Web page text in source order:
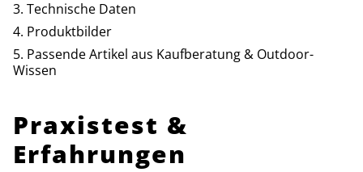
Technische Daten
Produktbilder
Passende Artikel aus Kaufberatung & Outdoor-
Wissen
Praxistest &
Erfahrungen